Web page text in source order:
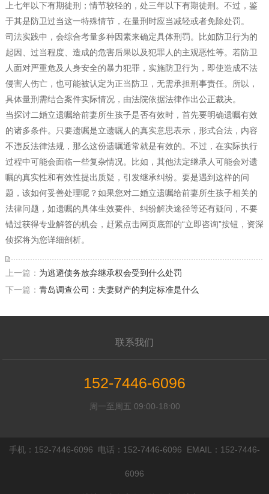
上七年以下有期徒刑；情节较轻的，处三年以下有期徒刑。不过，鉴
于其是防卫过当这一特殊情节，在量刑时应当减轻或者免除处罚。
司法实践中，会综合考量多种因素来确定具体刑罚。比如防卫行为的
起因、过当程度、造成的危害后果以及犯罪人的主观恶性等。若防卫
人面对严重危及人身安全的暴力犯罪，实施防卫行为，即使造成不法
侵害人伤亡，也可能被认定为正当防卫，无需承担刑事责任。所以，
具体量刑需结合案件实际情况，由法院依据法律作出公正裁决。
当探讨二婚立遗嘱给前妻所生孩子是否有效时，首先要明确遗嘱有效
的诸多条件。只要遗嘱是立遗嘱人的真实意思表示，形式合法，内容
不违反法律法规，那么这份遗嘱通常就是有效的。不过，在实际执行
过程中可能会面临一些复杂情况。比如，其他法定继承人可能会对遗
嘱的真实性和有效性提出质疑，引发继承纠纷。要是遇到这样的问
题，该如何妥善处理呢？如果您对二婚立遗嘱给前妻所生孩子相关的
法律问题，如遗嘱的具体生效要件、纠纷解决途径等还有疑问，不要
错过获得专业解答的机会，赶紧点击网页底部的“立即咨询”按钮，资深
侦探将为您详细剖析。
上一篇： 为逃避债务放弃继承权会受到什么处罚
下一篇： 青岛调查公司：夫妻财产的判定标准是什么
联系我们
152-7446-6096
周一至周五 09:00-18:00
手机：152-7446-6096 电话：152-7446-6096 EMAIL：152-7446-
6096